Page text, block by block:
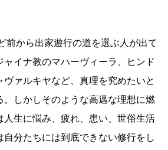
前から出家遊行の道を選ぶ人が出て
ャイナ教のマハーヴィーラ、ヒンド
ヴァルキヤなど、真理を究めたいと
。しかしそのような高邁な理想に燃
人生に悩み、疲れ、患い、世俗生活
自分たちには到底できない修行をし